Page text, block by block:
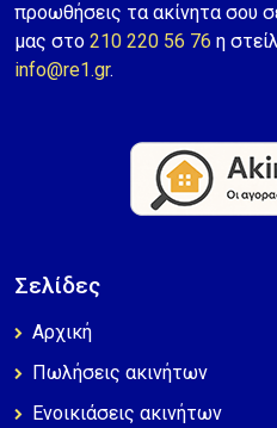
προωθήσεις τα ακίνητα σου
μας στο 210 220 56 76 η
info@re1.gr.
Σελίδες
Αρχική
Πωλήσεις ακινήτων
Ενοικιάσεις ακινήτων